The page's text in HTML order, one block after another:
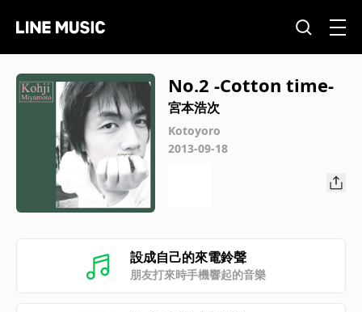
No.2 -Cotton time-
宮本浩次
Kotoyoro
2013-09-18
設成自己的來電鈴聲
朋友打來時手機響起的音樂